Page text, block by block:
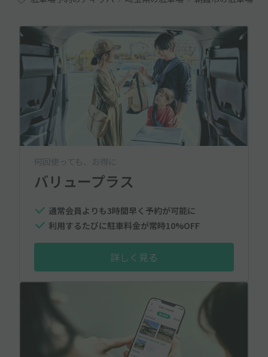
何回使っても、お得に
バリュープラス
通常会員よりも3時間早く予約が可能に
利用するたびに駐車料金が常時10%OFF
詳しく見る